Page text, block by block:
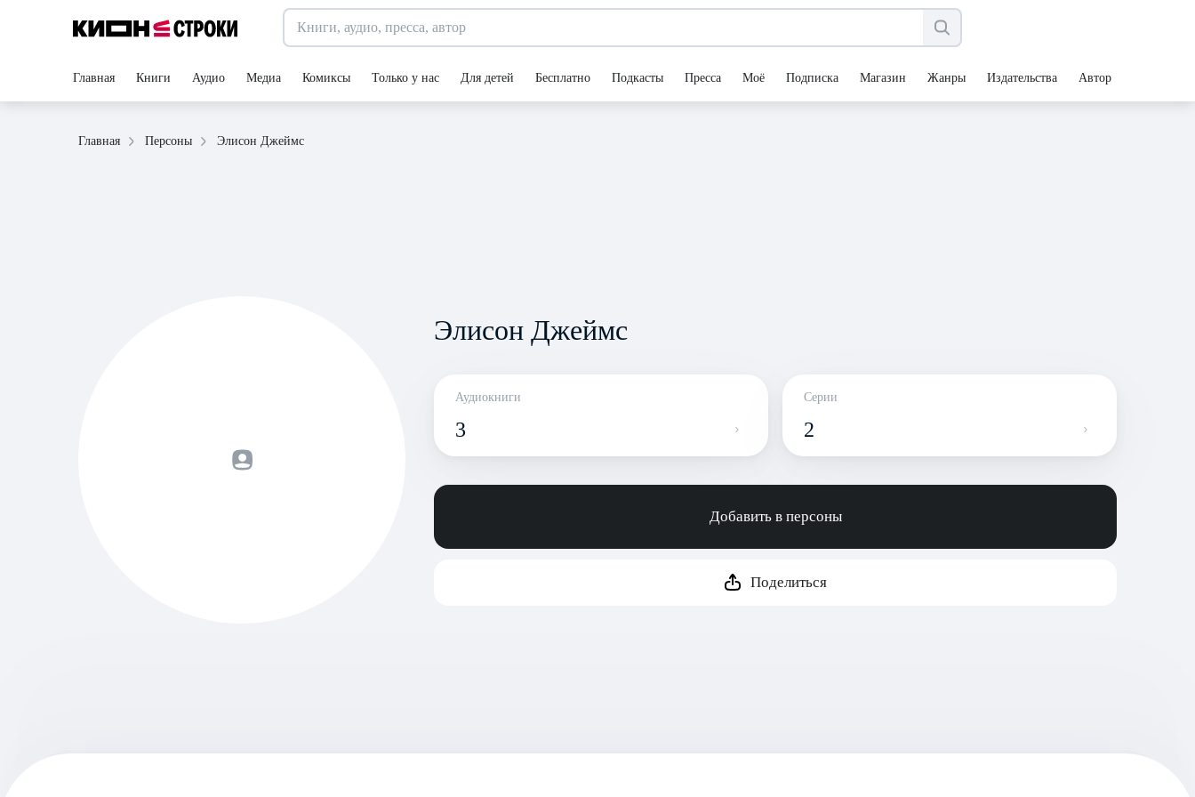
Главная Книги Аудио Медиа Комиксы Только у нас Для детей Бесплатно Подкасты Пресса Моё Подписка Магазин Жанры Издательства Авторы
Главная Персоны Элисон Джеймс
Элисон Джеймс
Аудиокниги
3
Серии
2
Добавить в персоны
Поделиться